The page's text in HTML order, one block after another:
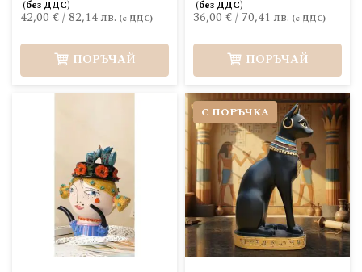
42,00 €/82,14 лв.
ПОРЪЧАЙ
36,00 €/ 70,41 лв.
ПОРЪЧАЙ
С ПОРЪЧКА